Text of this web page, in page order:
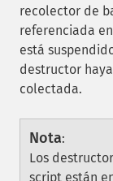
recolector de
referenciada
está
destructor
colectada.
Nota:
Los
script están